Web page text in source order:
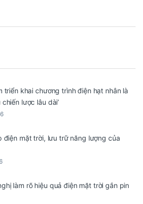
triển khai chương trình điện hạt nhân là
lược lâu dài’
điện mặt trời, lưu trữ năng lượng của
làm rõ hiệu quả điện mặt trời gắn pin